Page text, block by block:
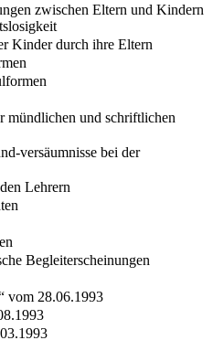
zwischen Eltern und Kindern
Kinder durch ihre Eltern
mündlichen und schriftlichen
versäumnisse bei der
Lehrern
Begleiterscheinungen
vom 28.06.1993